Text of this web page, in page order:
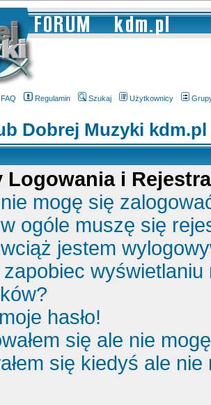
FAQ Regulamin Szukaj Użytkownicy
Dobrej Muzyki kdm.pl
Logowania i
mogę się
ogóle muszę się
jestem
hasło!
się ale nie
się kiedyś ale